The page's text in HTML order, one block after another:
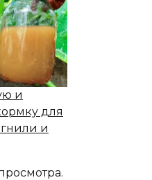
и
для
и